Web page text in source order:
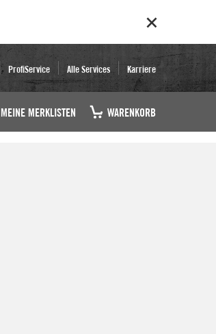
ProfiService Alle Services Karriere
MEINE MERKLISTEN WARENKORB